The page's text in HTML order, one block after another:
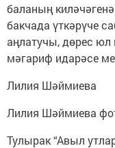
баланың
бакчада үткәрүче
аңлатучы, дөрес юл
мәгариф идарәсе
Лилия Шәймиева
Лилия Шәймиева
Тулырак “Авыл